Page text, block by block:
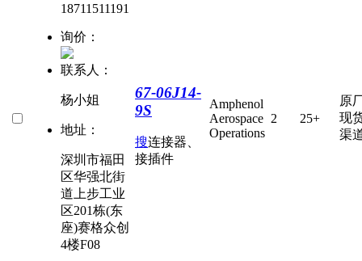
18711511191
询价：
联系人：
杨小姐
地址：
深圳市福田
区华强北街
道上步工业
区201栋(东
座)赛格众创
4楼F08
67-06J14-
9S
搜连接器、
接插件
Amphenol
Aerospace
Operations
2 25+
原
现
渠